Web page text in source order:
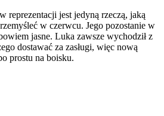
reprezentacji jest jedyną rzeczą, jaką
w czerwcu. Jego pozostanie w
jasne. Luka zawsze wychodził z
dostawać za zasługi, więc nową
prostu na boisku.